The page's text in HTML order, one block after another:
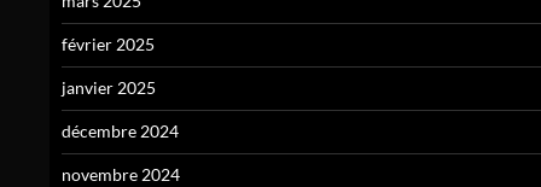
février 2025
janvier 2025
décembre 2024
novembre 2024